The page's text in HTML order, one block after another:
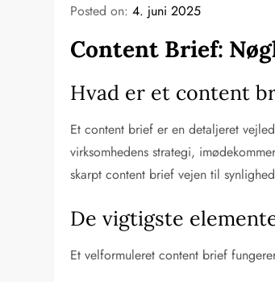
Posted on:4. juni 2025
Content Brief:
Hvad er et content
Et content brief er en detaljeret
virksomhedens strategi,
skarpt content brief vejen til
De vigtigste
Et velformuleret content brief